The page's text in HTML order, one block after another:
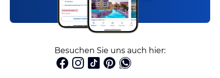
Besuchen Sie uns auch hier: